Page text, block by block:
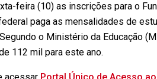
feira (10) as inscrições para o
paga as mensalidades de
o Ministério da Educação
112 mil para este ano.